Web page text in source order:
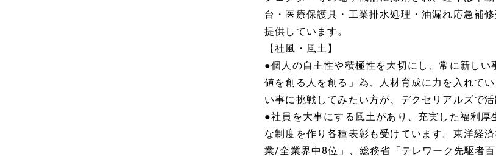
台・医療保護具・工業排水処理・油漏れ応急補
提供しています。
【社風・風土】
●個人の自主性や積極性を大切にし、常に新し
値を創る人を創る」為、人材育成に力を入れて
い事に挑戦してみたい方が、デクセリアルズで活
●社員を大事にする風土があり、充実した福利
な制度を作り各種表彰も受けています。東洋経
業/全業界中8位」、総務省「テレワーク先駆者